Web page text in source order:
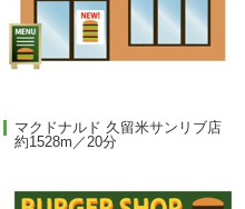
マクドナルド 久留米サンリブ店
約1528m／20分